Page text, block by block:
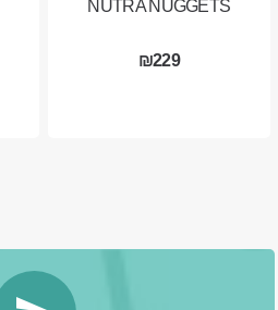
NUTRA NUGGETS
₪229